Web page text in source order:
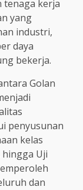
tenaga kerja
yang
industri,
daya
bekerja.
Golan
penyusunan
kelas
Uji
dan